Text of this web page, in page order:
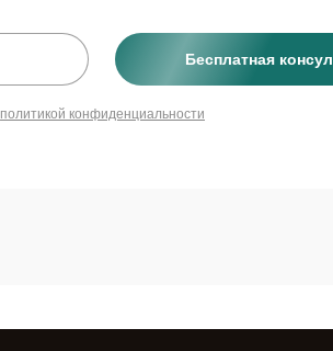
Бесплатная
политикой конфиденциальности